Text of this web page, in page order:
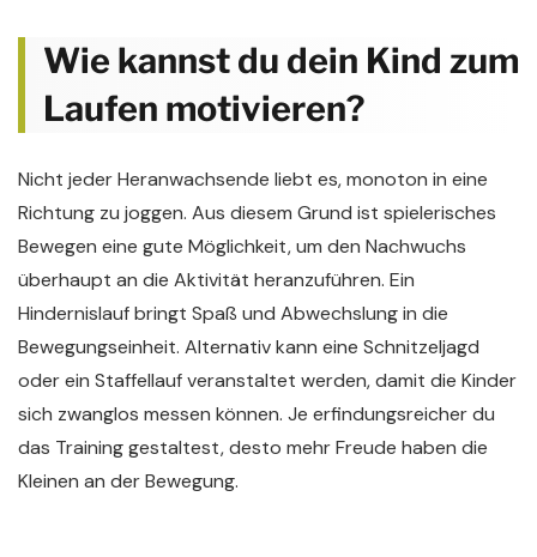
Wie kannst du dein Kind zum
Laufen motivieren?
Nicht jeder Heranwachsende liebt es, monoton in eine
Richtung zu joggen. Aus diesem Grund ist spielerisches
Bewegen eine gute Möglichkeit, um den Nachwuchs
überhaupt an die Aktivität heranzuführen. Ein
Hindernislauf bringt Spaß und Abwechslung in die
Bewegungseinheit. Alternativ kann eine Schnitzeljagd
oder ein Staffellauf veranstaltet werden, damit die Kinder
sich zwanglos messen können. Je erfindungsreicher du
das Training gestaltest, desto mehr Freude haben die
Kleinen an der Bewegung.